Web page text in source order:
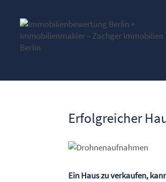
Erfolgreicher
Ein Haus zu verkaufen,